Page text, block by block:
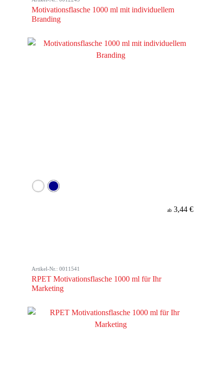
Motivationsflasche 1000 ml mit individuellem
Branding
ab 3,44 €
Artikel-Nr.: 0011541
RPET Motivationsflasche 1000 ml für Ihr
Marketing